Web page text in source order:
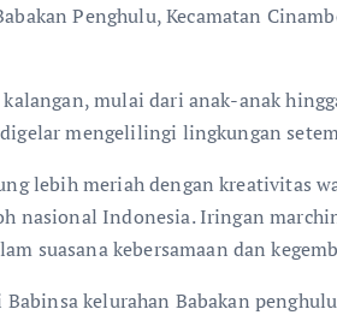
Penghulu, Kecamatan
mulai dari anak-anak
mengelilingi lingkungan
lebih meriah dengan kreativitas
nasional Indonesia. Iringan
suasana kebersamaan dan
kelurahan Babakan